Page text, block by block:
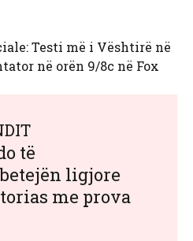
Testi më i Vështirë në
në orën 9/8c në Fox
të
ligjore
me prova